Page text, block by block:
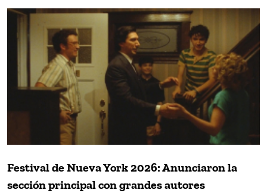
Festival de Nueva York 2026: Anunciaron la
sección principal con grandes autores